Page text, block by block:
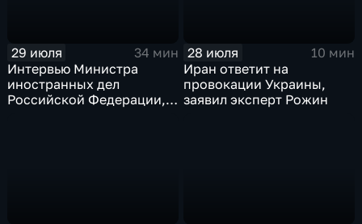
29 июля
34 мин
Интервью Министра
иностранных дел
Российской Федерации,
28 июля
10 мин
Иран ответит на
провокации Украины,
заявил эксперт Рожин